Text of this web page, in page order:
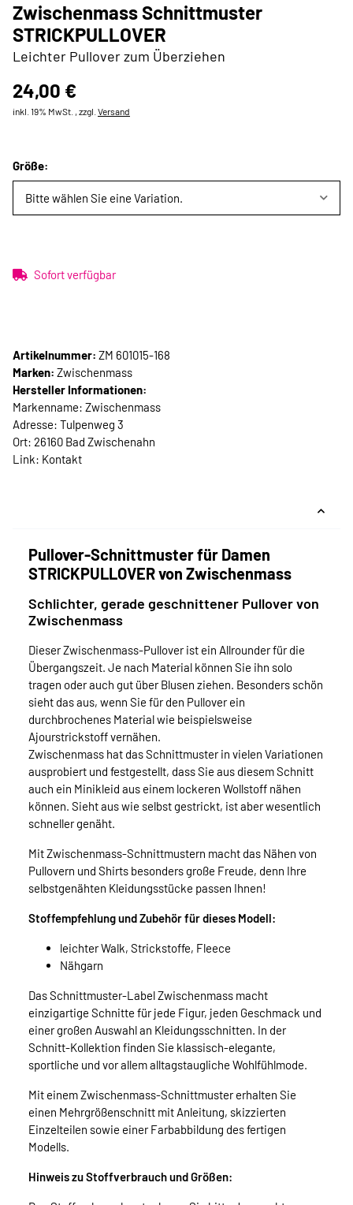
Zwischenmass Schnittmuster
STRICKPULLOVER
Leichter Pullover zum Überziehen
24,00 €
inkl. 19% MwSt. , zzgl. Versand
Größe:
Bitte wählen Sie eine Variation.
Sofort verfügbar
Artikelnummer: ZM 601015-168
Marken: Zwischenmass
Hersteller Informationen:
Markenname: Zwischenmass
Adresse: Tulpenweg 3
Ort: 26160 Bad Zwischenahn
Link: Kontakt
Pullover-Schnittmuster für Damen
STRICKPULLOVER von Zwischenmass
Schlichter, gerade geschnittener Pullover von
Zwischenmass
Dieser Zwischenmass-Pullover ist ein Allrounder für die
Übergangszeit. Je nach Material können Sie ihn solo
tragen oder auch gut über Blusen ziehen. Besonders schön
sieht das aus, wenn Sie für den Pullover ein
durchbrochenes Material wie beispielsweise
Ajourstrickstoff vernähen.
Zwischenmass hat das Schnittmuster in vielen Variationen
ausprobiert und festgestellt, dass Sie aus diesem Schnitt
auch ein Minikleid aus einem lockeren Wollstoff nähen
können. Sieht aus wie selbst gestrickt, ist aber wesentlich
schneller genäht.
Mit Zwischenmass-Schnittmustern macht das Nähen von
Pullovern und Shirts besonders große Freude, denn Ihre
selbstgenähten Kleidungsstücke passen Ihnen!
Stoffempfehlung und Zubehör für dieses Modell:
leichter Walk, Strickstoffe, Fleece
Nähgarn
Das Schnittmuster-Label Zwischenmass macht
einzigartige Schnitte für jede Figur, jeden Geschmack und
einer großen Auswahl an Kleidungsschnitten. In der
Schnitt-Kollektion finden Sie klassisch-elegante,
sportliche und vor allem alltagstaugliche Wohlfühlmode.
Mit einem Zwischenmass-Schnittmuster erhalten Sie
einen Mehrgrößenschnitt mit Anleitung, skizzierten
Einzelteilen sowie einer Farbabbildung des fertigen
Modells.
Hinweis zu Stoffverbrauch und Größen: